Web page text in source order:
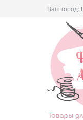
Ваш город: